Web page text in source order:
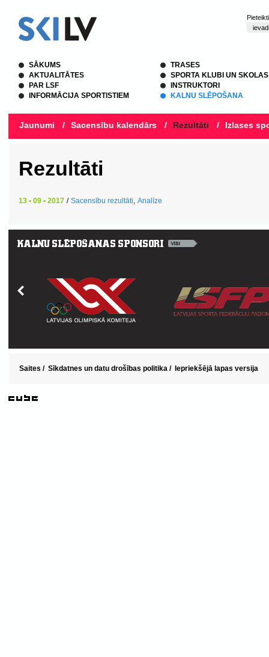
SĀKUMS
AKTUALITĀTES
PAR LSF
INFORMĀCIJA SPORTISTIEM
TRASES
SPORTA KLUBI UN SKOLAS
INSTRUKTORI
KALNU SLĒPOŠANA
Jaunumi / Sacensību kalendārs / Rezultāti / Izlases
Rezultāti
13 • 09 • 2017 / Sacensību rezultāti, Analīze
Saites / Sīkdatnes un datu drošības politika / Iepriekšējā lapas versija